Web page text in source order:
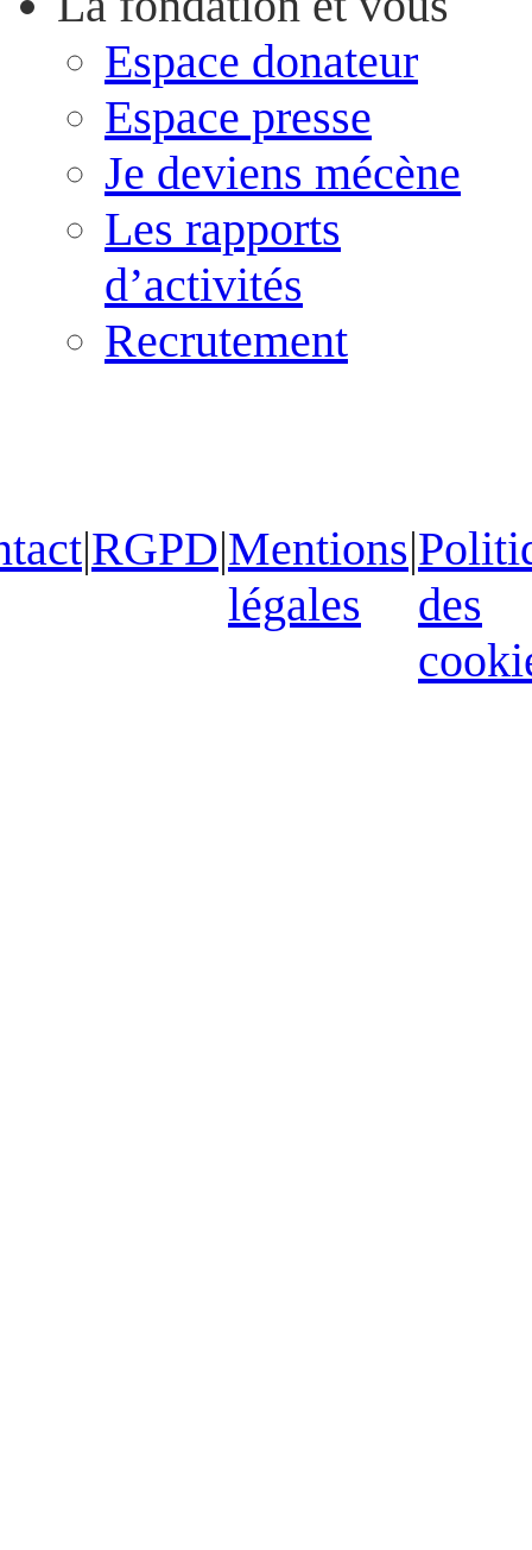
Espace donateur
Espace presse
Je deviens mécène
Les rapports
d’activités
Recrutement
|RGPD|Mentions
légales
|
des